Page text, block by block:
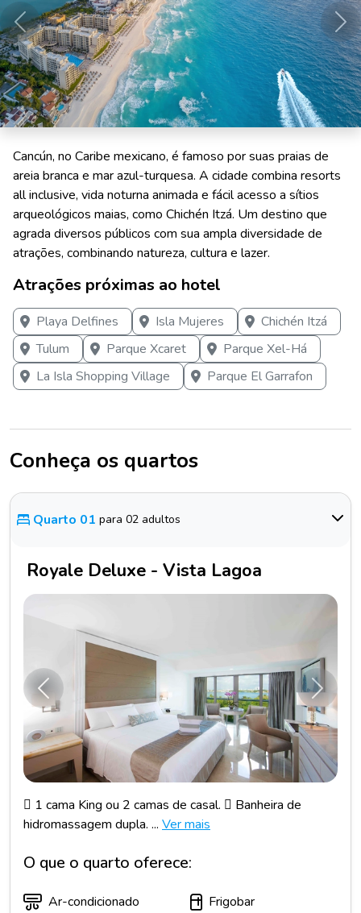
Anterior
Cancún, no Caribe mexicano, é famoso por suas praias de
areia branca e mar azul-turquesa. A cidade combina resorts
all inclusive, vida noturna animada e fácil acesso a sítios
arqueológicos maias, como Chichén Itzá. Um destino que
agrada diversos públicos com sua ampla diversidade de
atrações, combinando natureza, cultura e lazer.
Atrações próximas ao hotel
Playa Delfines Isla Mujeres
Chichén Itzá
Tulum
Parque Xcaret
Parque Xel-Há
La Isla Shopping Village
Parque El Garrafon
Conheça os quartos
Quarto 01 para 02 adultos
Royale Deluxe - Vista Lagoa
Anterior
 1 cama King ou 2 camas de casal.  Banheira de
hidromassagem dupla. ... Ver mais
O que o quarto oferece:
Ar-condicionado Frigobar